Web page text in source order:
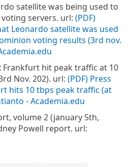
satellite was being used to
servers. url: (PDF)
Leonardo satellite was used
voting results (3rd nov.
Frankfurt hit peak traffic at 10
Nov. 202). url: (PDF) Press
hits 10 tbps peak traffic (at
- Academia.edu
volume 2 (january 5th,
Powell report. url: